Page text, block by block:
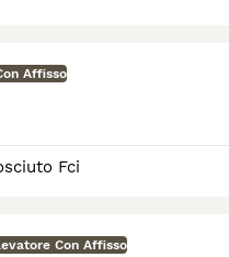
Affisso
Fci
Con Affisso